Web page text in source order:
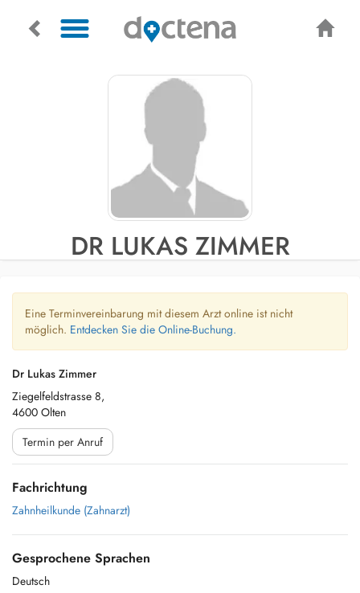
DR LUKAS ZIMMER
Eine Terminvereinbarung mit diesem Arzt online ist nicht
möglich. Entdecken Sie die Online-Buchung.
Dr Lukas Zimmer
Ziegelfeldstrasse 8,
4600 Olten
Termin per Anruf
Fachrichtung
Zahnheilkunde (Zahnarzt)
Gesprochene Sprachen
Deutsch